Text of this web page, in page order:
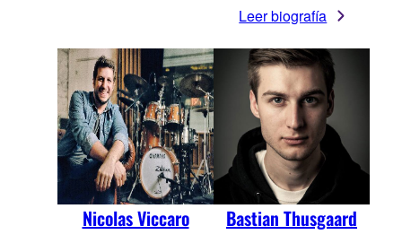
Leer biografía
Nicolas Viccaro Bastian Thusgaard